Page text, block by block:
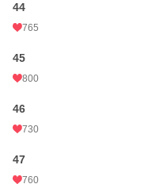
44
765
45
800
46
730
47
760